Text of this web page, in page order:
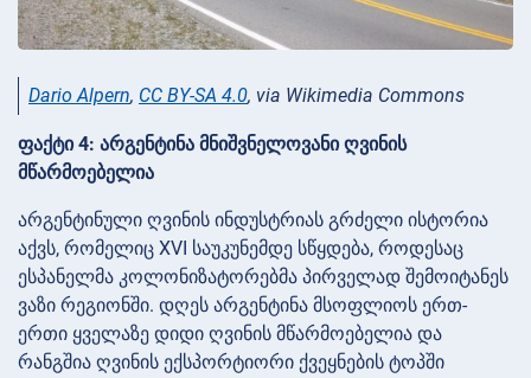
Dario Alpern, CC BY-SA 4.0, via Wikimedia Commons
ფაქტი 4: არგენტინა მნიშვნელოვანი ღვინის
მწარმოებელია
არგენტინული ღვინის ინდუსტრიას გრძელი ისტორია
აქვს, რომელიც XVI საუკუნემდე სწყდება, როდესაც
ესპანელმა კოლონიზატორებმა პირველად შემოიტანეს
ვაზი რეგიონში. დღეს არგენტინა მსოფლიოს ერთ-
ერთი ყველაზე დიდი ღვინის მწარმოებელია და
რანგშია ღვინის ექსპორტიორი ქვეყნების ტოპში